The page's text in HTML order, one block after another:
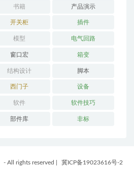
书籍 产品演示
开关柜 插件
模型 电气回路
窗口宏 箱变
结构设计 脚本
西门子 设备
软件 软件技巧
部件库 非标
- All rights reserved 冀ICP备19023616号-2